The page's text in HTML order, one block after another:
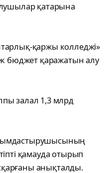
қатарына
қаржы колледжі»
бюджет қаражатын алу
залал 1,3 млрд
қамауда отырып
анықталды.